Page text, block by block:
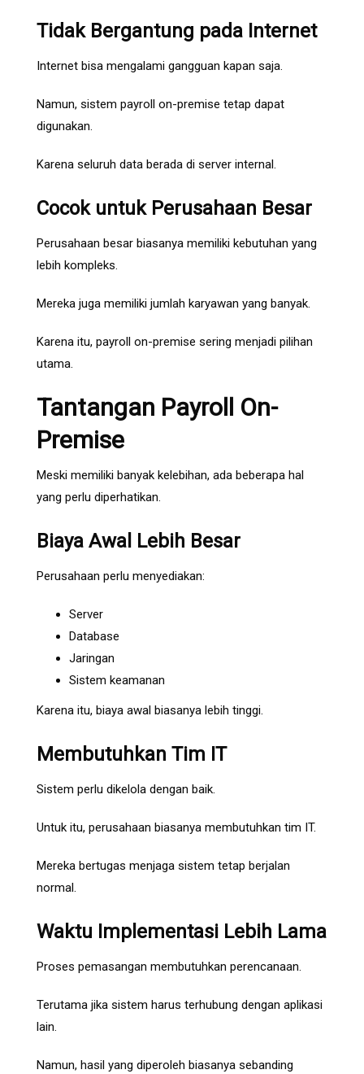
Tidak Bergantung pada Internet
Internet bisa mengalami gangguan kapan saja.
Namun, sistem payroll on-premise tetap dapat
digunakan.
Karena seluruh data berada di server internal.
Cocok untuk Perusahaan Besar
Perusahaan besar biasanya memiliki kebutuhan yang
lebih kompleks.
Mereka juga memiliki jumlah karyawan yang banyak.
Karena itu, payroll on-premise sering menjadi pilihan
utama.
Tantangan Payroll On-
Premise
Meski memiliki banyak kelebihan, ada beberapa hal
yang perlu diperhatikan.
Biaya Awal Lebih Besar
Perusahaan perlu menyediakan:
Server
Database
Jaringan
Sistem keamanan
Karena itu, biaya awal biasanya lebih tinggi.
Membutuhkan Tim IT
Sistem perlu dikelola dengan baik.
Untuk itu, perusahaan biasanya membutuhkan tim IT.
Mereka bertugas menjaga sistem tetap berjalan
normal.
Waktu Implementasi Lebih Lama
Proses pemasangan membutuhkan perencanaan.
Terutama jika sistem harus terhubung dengan aplikasi
lain.
Namun, hasil yang diperoleh biasanya sebanding